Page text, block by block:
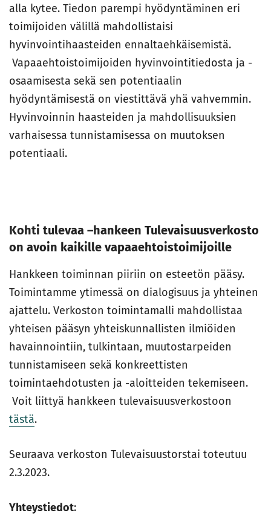
alla kytee. Tiedon parempi hyödyntäminen eri
toimijoiden välillä mahdollistaisi
hyvinvointihaasteiden ennaltaehkäisemistä.
Vapaaehtoistoimijoiden hyvinvointitiedosta ja -
osaamisesta sekä sen potentiaalin
hyödyntämisestä on viestittävä yhä vahvemmin.
Hyvinvoinnin haasteiden ja mahdollisuuksien
varhaisessa tunnistamisessa on muutoksen
potentiaali.
Kohti tulevaa –hankeen Tulevaisuusverkosto
on avoin kaikille vapaaehtoistoimijoille
Hankkeen toiminnan piiriin on esteetön pääsy.
Toimintamme ytimessä on dialogisuus ja yhteinen
ajattelu. Verkoston toimintamalli mahdollistaa
yhteisen pääsyn yhteiskunnallisten ilmiöiden
havainnointiin, tulkintaan, muutostarpeiden
tunnistamiseen sekä konkreettisten
toimintaehdotusten ja -aloitteiden tekemiseen.
Voit liittyä hankkeen tulevaisuusverkostoon
tästä.
Seuraava verkoston Tulevaisuustorstai toteutuu
2.3.2023.
Yhteystiedot: